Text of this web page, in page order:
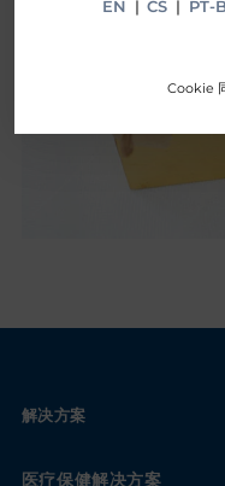
解决方案
医疗保健解决方案
EN | CS | PT-
Cookie